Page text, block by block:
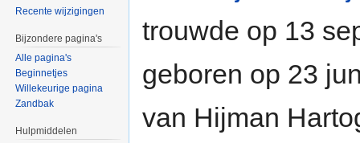
trouwde op 13
geboren op 23
van Hijman
Recente wijzigingen
Bijzondere pagina's
Alle pagina's
Beginnetjes
Willekeurige pagina
Zandbak
Hulpmiddelen